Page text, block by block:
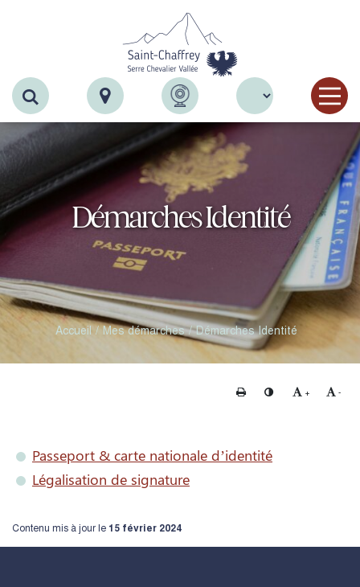
Recherche
Démarches Identité
Accueil Mes démarches Démarches Identité
Imprimer Changer le contraste
+ Agrandir le
-
Passeport & carte nationale d’identité
Légalisation de signature
Contenu mis à jour le 15 février 2024